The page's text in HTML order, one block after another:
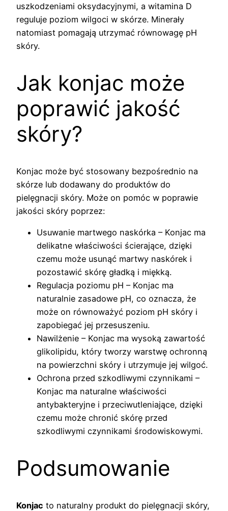
uszkodzeniami oksydacyjnymi, a witamina D
reguluje poziom wilgoci w skórze. Minerały
natomiast pomagają utrzymać równowagę pH
skóry.
Jak konjac może
poprawić jakość
skóry?
Konjac może być stosowany bezpośrednio na
skórze lub dodawany do produktów do
pielęgnacji skóry. Może on pomóc w poprawie
jakości skóry poprzez:
Usuwanie martwego naskórka – Konjac ma
delikatne właściwości ścierające, dzięki
czemu może usunąć martwy naskórek i
pozostawić skórę gładką i miękką.
Regulacja poziomu pH – Konjac ma
naturalnie zasadowe pH, co oznacza, że
może on równoważyć poziom pH skóry i
zapobiegać jej przesuszeniu.
Nawilżenie – Konjac ma wysoką zawartość
glikolipidu, który tworzy warstwę ochronną
na powierzchni skóry i utrzymuje jej wilgoć.
Ochrona przed szkodliwymi czynnikami –
Konjac ma naturalne właściwości
antybakteryjne i przeciwutleniające, dzięki
czemu może chronić skórę przed
szkodliwymi czynnikami środowiskowymi.
Podsumowanie
Konjac to naturalny produkt do pielęgnacji skóry,